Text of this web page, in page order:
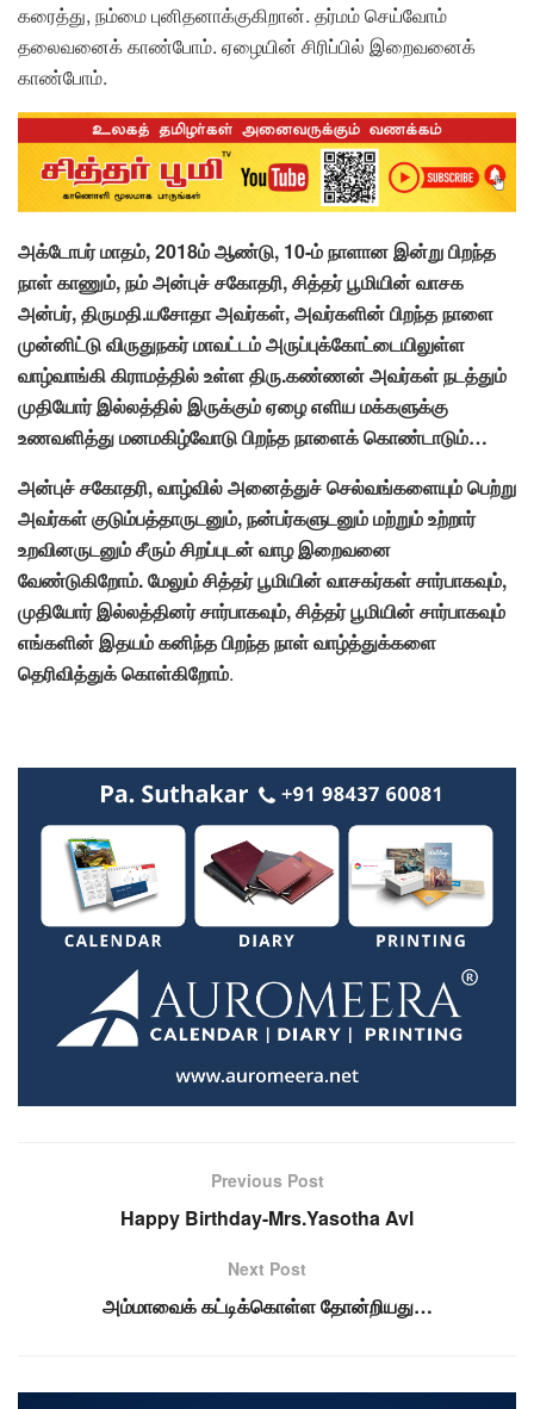
கரைத்து, நம்மை புனிதனாக்குகிறான். தர்மம் செய்வோம்
தலைவனைக் காண்போம். ஏழையின் சிரிப்பில் இறைவனைக்
காண்போம்.
அக்டோபர் மாதம், 2018ம் ஆண்டு, 10-ம் நாளான இன்று பிறந்த
நாள் காணும், நம் அன்புச் சகோதரி, சித்தர் பூமியின் வாசக
அன்பர், திருமதி.யசோதா அவர்கள், அவர்களின் பிறந்த நாளை
முன்னிட்டு விருதுநகர் மாவட்டம் அருப்புக்கோட்டையிலுள்ள
வாழ்வாங்கி கிராமத்தில் உள்ள திரு.கண்ணன் அவர்கள் நடத்தும்
முதியோர் இல்லத்தில் இருக்கும் ஏழை எளிய மக்களுக்கு
உணவளித்து மனமகிழ்வோடு பிறந்த நாளைக் கொண்டாடும்…
அன்புச் சகோதரி, வாழ்வில் அனைத்துச் செல்வங்களையும் பெற்று
அவர்கள் குடும்பத்தாருடனும், நன்பர்களுடனும் மற்றும் உற்றார்
உறவினருடனும் சீரும் சிறப்புடன் வாழ இறைவனை
வேண்டுகிறோம். மேலும் சித்தர் பூமியின் வாசகர்கள் சார்பாகவும்,
முதியோர் இல்லத்தினர் சார்பாகவும், சித்தர் பூமியின் சார்பாகவும்
எங்களின் இதயம் கனிந்த பிறந்த நாள் வாழ்த்துக்களை
தெரிவித்துக் கொள்கிறோம்.
Previous Post
Happy Birthday-Mrs.Yasotha Avl
Next Post
அம்மாவைக் கட்டிக்கொள்ள தோன்றியது…